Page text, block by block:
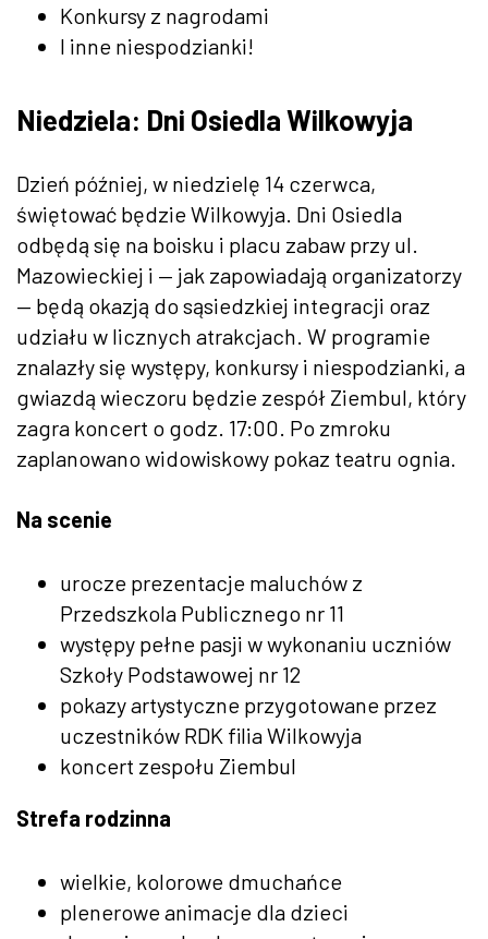
Konkursy z nagrodami
I inne niespodzianki!
Niedziela: Dni Osiedla Wilkowyja
Dzień później, w niedzielę 14 czerwca,
świętować będzie Wilkowyja. Dni Osiedla
odbędą się na boisku i placu zabaw przy ul.
Mazowieckiej i — jak zapowiadają organizatorzy
— będą okazją do sąsiedzkiej integracji oraz
udziału w licznych atrakcjach. W programie
znalazły się występy, konkursy i niespodzianki, a
gwiazdą wieczoru będzie zespół Ziembul, który
zagra koncert o godz. 17:00. Po zmroku
zaplanowano widowiskowy pokaz teatru ognia.
Na scenie
urocze prezentacje maluchów z
Przedszkola Publicznego nr 11
występy pełne pasji w wykonaniu uczniów
Szkoły Podstawowej nr 12
pokazy artystyczne przygotowane przez
uczestników RDK filia Wilkowyja
koncert zespołu Ziembul
Strefa rodzinna
wielkie, kolorowe dmuchańce
plenerowe animacje dla dzieci